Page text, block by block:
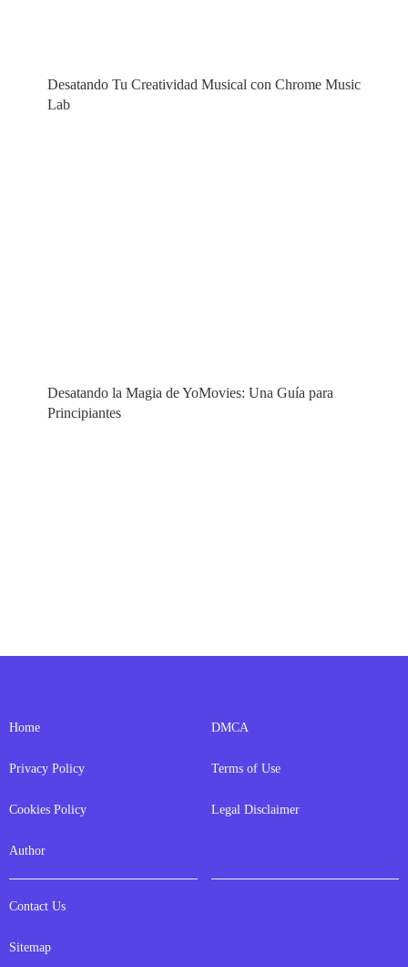
Desatando Tu Creatividad Musical con Chrome Music
Lab
Desatando la Magia de YoMovies: Una Guía para
Principiantes
Home
Privacy Policy
Cookies Policy
Author
DMCA
Terms of Use
Legal Disclaimer
Contact Us
Sitemap